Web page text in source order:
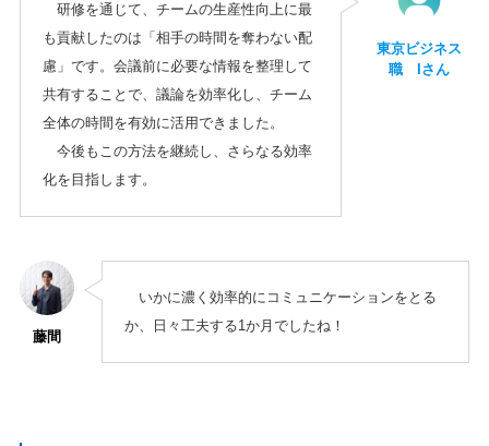
研修を通じて、チームの生産性向上に最
も貢献したのは「相手の時間を奪わない配
慮」です。会議前に必要な情報を整理して
共有することで、議論を効率化し、チーム
全体の時間を有効に活用できました。
今後もこの方法を継続し、さらなる効率
化を目指します。
東京ビジネス
職 Iさん
藤間
いかに濃く効率的にコミュニケーションをとる
か、日々工夫する1か月でしたね！